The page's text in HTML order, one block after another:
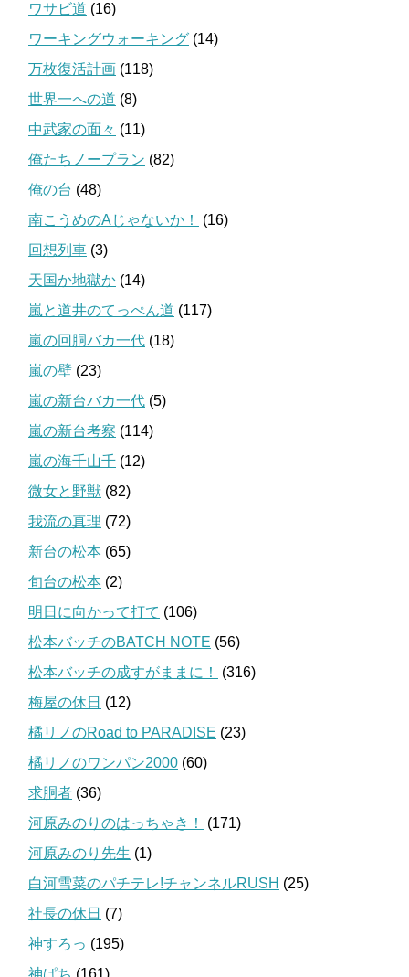
ワサビ道 (16)
ワーキングウォーキング (14)
万枚復活計画 (118)
世界一への道 (8)
中武家の面々 (11)
俺たちノープラン (82)
俺の台 (48)
南こうめのAじゃないか！
(16)
回想列車 (3)
天国か地獄か (14)
嵐と道井のてっぺん道 (117)
嵐の回胴バカ一代 (18)
嵐の壁 (23)
嵐の新台バカ一代 (5)
嵐の新台考察 (114)
嵐の海千山千 (12)
微女と野獣 (82)
我流の真理 (72)
新台の松本 (65)
旬台の松本 (2)
明日に向かって打て (106)
松本バッチのBATCH NOTE (56)
松本バッチの成すがままに！
(316)
梅屋の休日 (12)
橘リノのRoad to PARADISE (23)
橘リノのワンパン2000 (60)
求胴者 (36)
河原みのりのはっちゃき！
(171)
河原みのり先生 (1)
白河雪菜のパチテレ!チャンネルRUSH (25)
社長の休日 (7)
神すろっ (195)